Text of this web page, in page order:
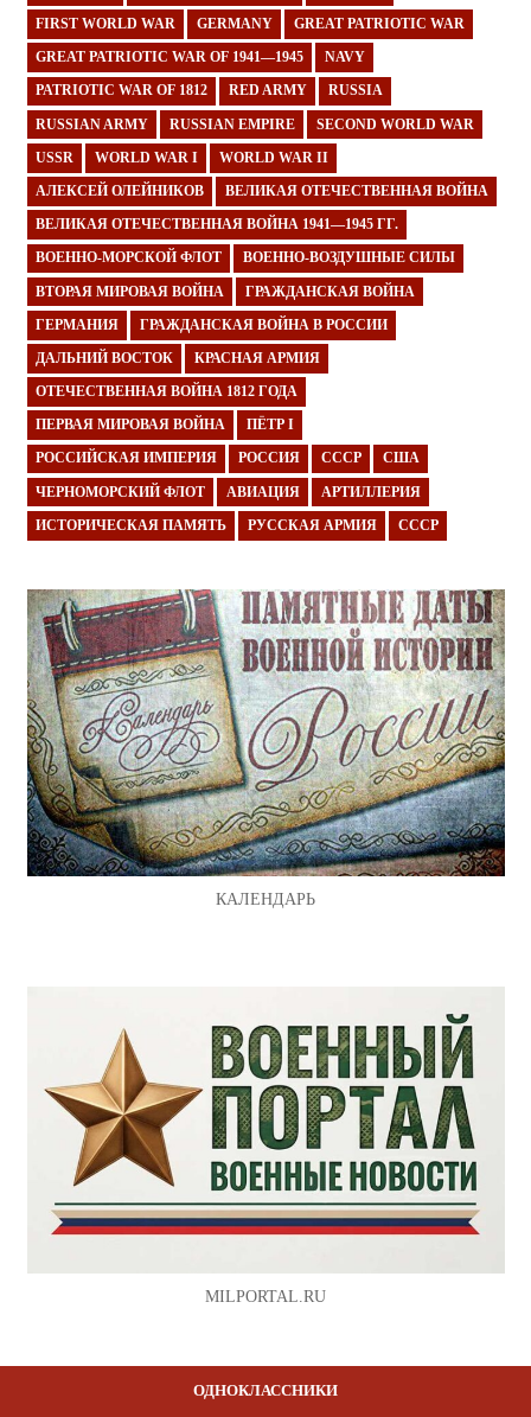
FIRST WORLD WAR GERMANY GREAT PATRIOTIC WAR
GREAT PATRIOTIC WAR OF 1941—1945 NAVY
PATRIOTIC WAR OF 1812 RED ARMY RUSSIA
RUSSIAN ARMY RUSSIAN EMPIRE SECOND WORLD WAR
USSR WORLD WAR I WORLD WAR II
АЛЕКСЕЙ ОЛЕЙНИКОВ ВЕЛИКАЯ ОТЕЧЕСТВЕННАЯ ВОЙНА
ВЕЛИКАЯ ОТЕЧЕСТВЕННАЯ ВОЙНА 1941—1945 ГГ.
ВОЕННО-МОРСКОЙ ФЛОТ ВОЕННО-ВОЗДУШНЫЕ СИЛЫ
ВТОРАЯ МИРОВАЯ ВОЙНА ГРАЖДАНСКАЯ ВОЙНА
ГЕРМАНИЯ ГРАЖДАНСКАЯ ВОЙНА В РОССИИ
ДАЛЬНИЙ ВОСТОК КРАСНАЯ АРМИЯ
ОТЕЧЕСТВЕННАЯ ВОЙНА 1812 ГОДА
ПЕРВАЯ МИРОВАЯ ВОЙНА ПЁТР I
РОССИЙСКАЯ ИМПЕРИЯ РОССИЯ СССР США
ЧЕРНОМОРСКИЙ ФЛОТ АВИАЦИЯ АРТИЛЛЕРИЯ
ИСТОРИЧЕСКАЯ ПАМЯТЬ РУССКАЯ АРМИЯ СССР
КАЛЕНДАРЬ
MILPORTAL.RU
ОДНОКЛАССНИКИ